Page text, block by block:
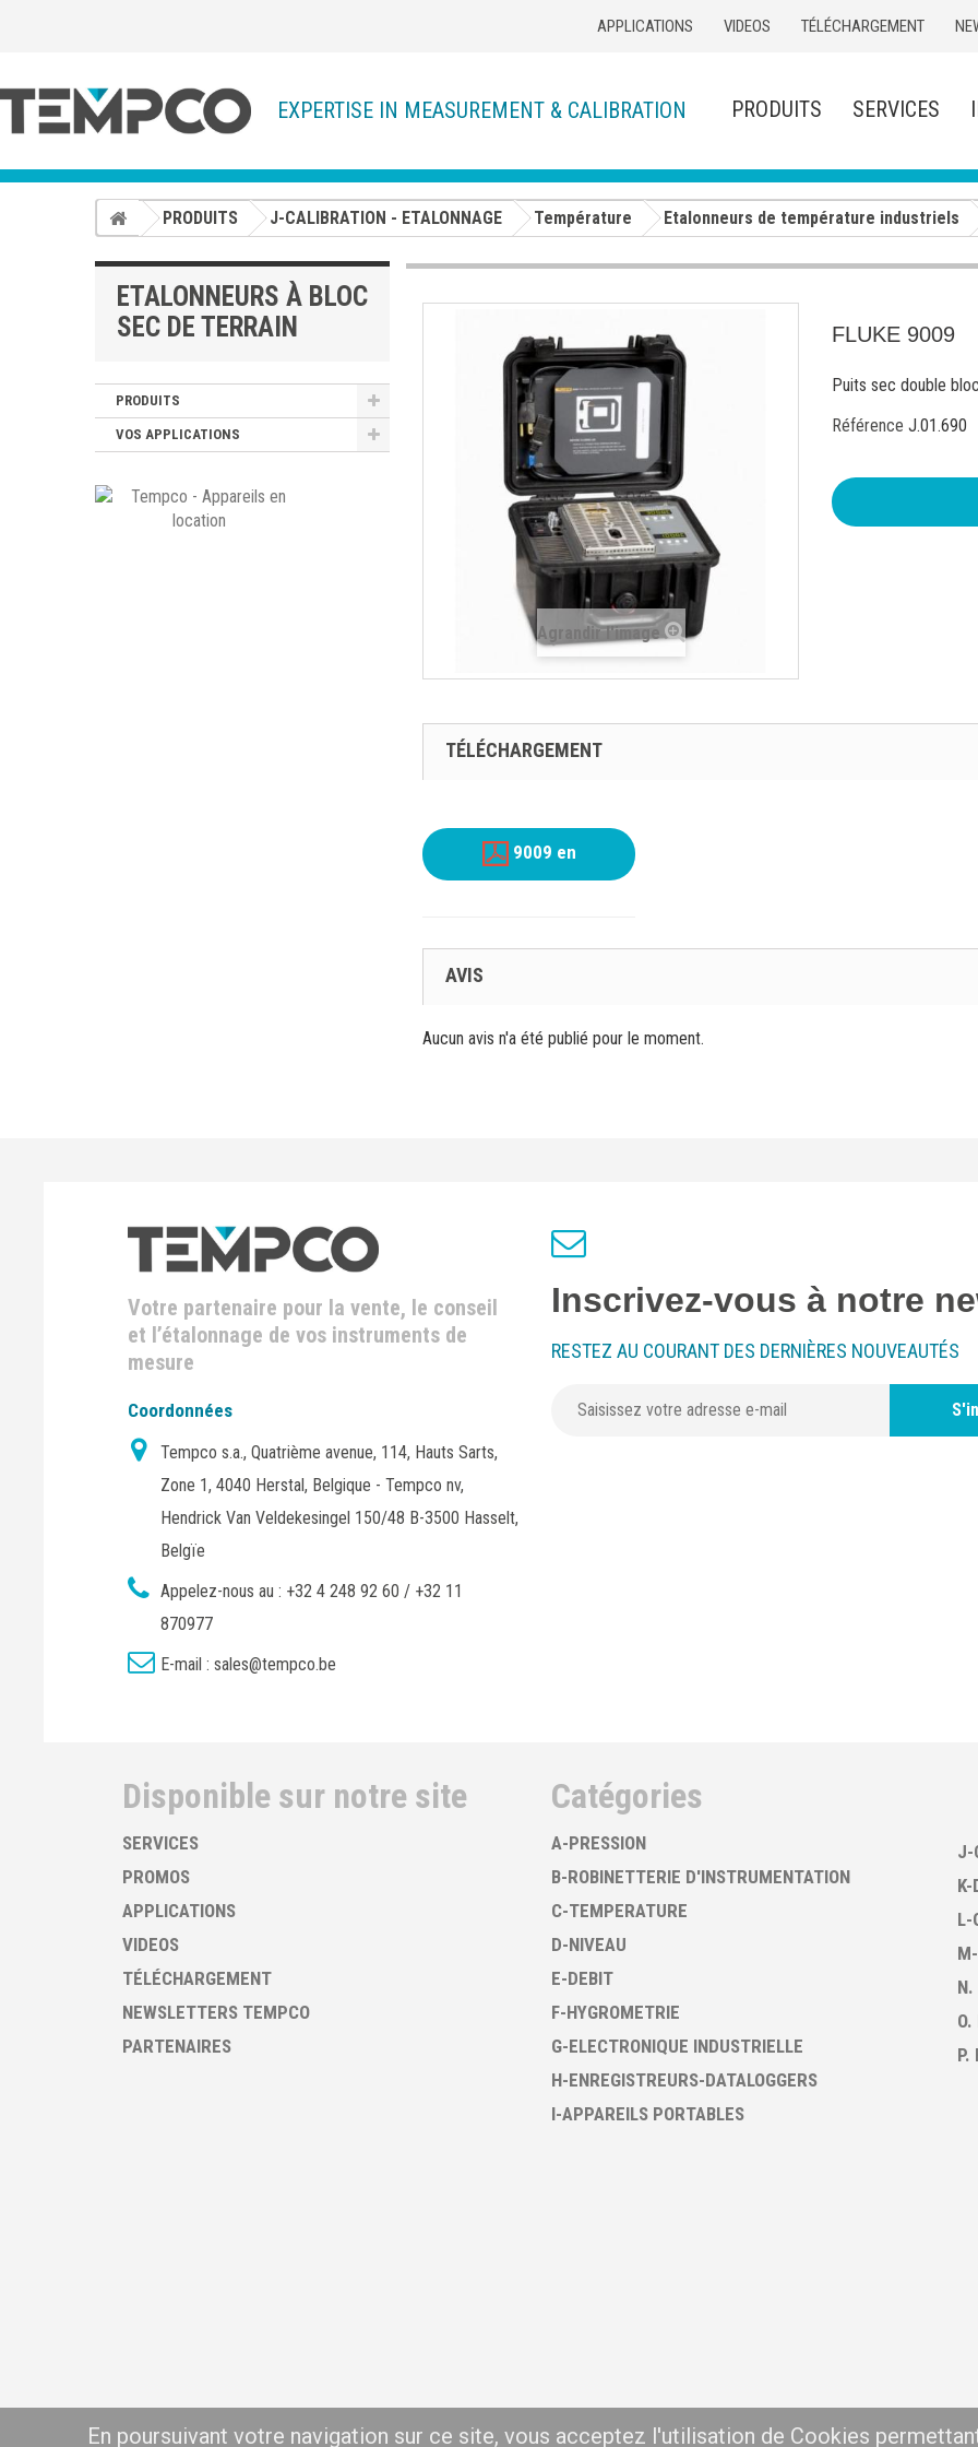
APPLICATIONS VIDEOS TÉLÉCHARGEMENT
EXPERTISE IN MEASUREMENT & CALIBRATION PRODUITS SERVICES
PRODUITS J-CALIBRATION - ETALONNAGE Température Etalonneurs de température industriels
ETALONNEURS À BLOC
SEC DE TERRAIN
PRODUITS
VOS APPLICATIONS
Agrandir l'image
FLUKE 9009
Puits sec double
Référence J.01.690
TÉLÉCHARGEMENT
9009 en
AVIS
Aucun avis n'a été publié pour le moment.
Inscrivez-vous à notre
RESTEZ AU COURANT DES DERNIÈRES NOUVEAUTÉS
Catégories
A-PRESSION
B-ROBINETTERIE D'INSTRUMENTATION
C-TEMPERATURE
D-NIVEAU
E-DEBIT
F-HYGROMETRIE
G-ELECTRONIQUE INDUSTRIELLE
H-ENREGISTREURS-DATALOGGERS
I-APPAREILS PORTABLES
J-
K-
L-
N.
P.
Votre partenaire pour la vente, le conseil
et l’étalonnage de vos instruments de
mesure
Coordonnées
Tempco s.a., Quatrième avenue, 114, Hauts Sarts,
Zone 1, 4040 Herstal, Belgique - Tempco nv,
Hendrick Van Veldekesingel 150/48 B-3500 Hasselt,
Belgïe
Appelez-nous au : +32 4 248 92 60 / +32 11
870977
E-mail : sales@tempco.be
Disponible sur notre site
SERVICES
PROMOS
APPLICATIONS
VIDEOS
TÉLÉCHARGEMENT
NEWSLETTERS TEMPCO
PARTENAIRES
En poursuivant votre navigation sur ce site, vous acceptez l'utilisation de Cookies